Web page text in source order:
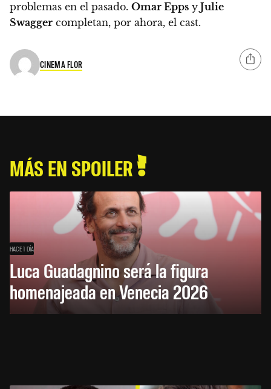
problemas en el pasado. Omar Epps y Julie
Swagger completan, por ahora, el cast.
CINEMA FLOR
MÁS EN SPOILER
HACE 1 DÍA
Luca Guadagnino será la figura
homenajeada en Venecia 2026